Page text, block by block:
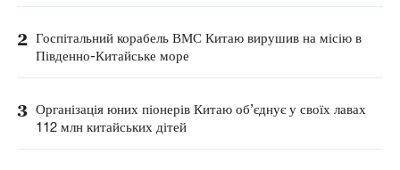
2 Госпітальний корабель ВМС Китаю вирушив на місію в
Південно-Китайське море
3 Організація юних піонерів Китаю об’єднує у своїх лавах
112 млн китайських дітей